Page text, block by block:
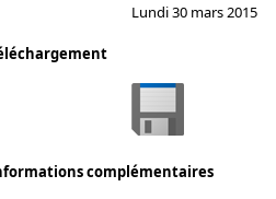
Lundi 30 mars 2015
complémentaires